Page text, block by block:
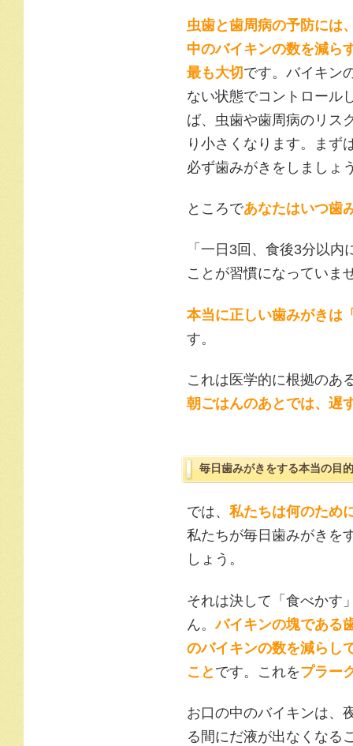
虫歯と歯周病の予防には
中のバイキンの数を減ら
最も大切です。バイキン
ない状態でコントロール
ば、虫歯や歯周病のリス
り小さくなります。まず
必ず歯みがきをしましょ
ところであなたはいつ歯
「一日3回、食後3分以
ことが習慣になっていま
本当に正しい歯みがきは
す。
これは医学的に根拠のあ
朝ごはんのあとでは、遅
毎日歯みがきをする本当の目的
では、 私たちは何のため
私たちが毎日歯みがきを
しょう。
それは決して「食べかす
ん。バイキンの塊である
のバイキンの数を減らし
こと です。これをプラー
お口の中のバイキンは、
る間にだ液が出なくなる